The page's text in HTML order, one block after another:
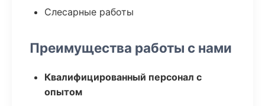
Слесарные работы
Преимущества работы с нами
Квалифицированный персонал с
опытом